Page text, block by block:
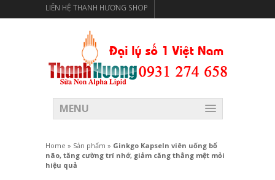
LIÊN HỆ THANH HƯƠNG SHOP
CHO SỨC KHỎE
MENU
Home » Sản phẩm » Ginkgo Kapseln viên uống bổ
não, tăng cường trí nhớ, giảm căng thẳng mệt mỏi
hiệu quả